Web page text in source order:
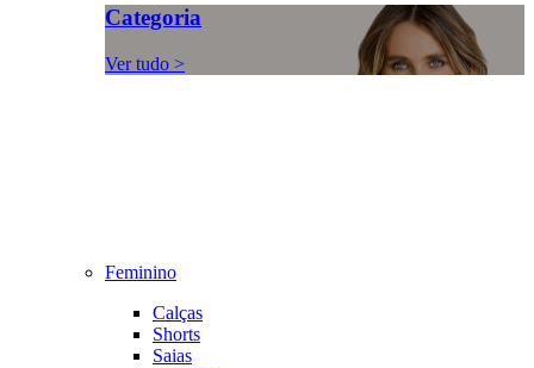
Categoria
Ver tudo >
Feminino
Calças
Shorts
Saias